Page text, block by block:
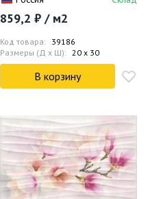
859,2 ₽ / м2
Код товара: 39186
Размеры (Д x Ш): 20 x 30
В корзину